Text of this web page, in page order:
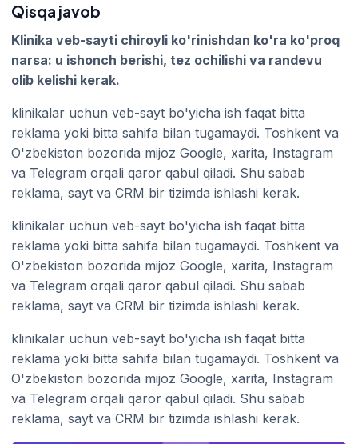
Qisqa javob
Klinika veb-sayti chiroyli ko'rinishdan ko'ra ko'proq
narsa: u ishonch berishi, tez ochilishi va randevu
olib kelishi kerak.
klinikalar uchun veb-sayt bo'yicha ish faqat bitta
reklama yoki bitta sahifa bilan tugamaydi. Toshkent va
O'zbekiston bozorida mijoz Google, xarita, Instagram
va Telegram orqali qaror qabul qiladi. Shu sabab
reklama, sayt va CRM bir tizimda ishlashi kerak.
klinikalar uchun veb-sayt bo'yicha ish faqat bitta
reklama yoki bitta sahifa bilan tugamaydi. Toshkent va
O'zbekiston bozorida mijoz Google, xarita, Instagram
va Telegram orqali qaror qabul qiladi. Shu sabab
reklama, sayt va CRM bir tizimda ishlashi kerak.
klinikalar uchun veb-sayt bo'yicha ish faqat bitta
reklama yoki bitta sahifa bilan tugamaydi. Toshkent va
O'zbekiston bozorida mijoz Google, xarita, Instagram
va Telegram orqali qaror qabul qiladi. Shu sabab
reklama, sayt va CRM bir tizimda ishlashi kerak.